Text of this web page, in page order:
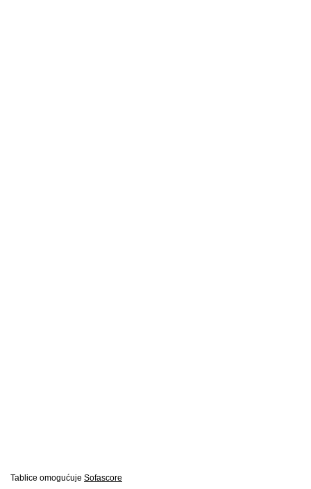
Tablice omogućuje Sofascore